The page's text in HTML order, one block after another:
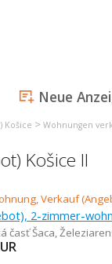
Neue
Košice > Wohnungen
Košice II
časť Šaca,